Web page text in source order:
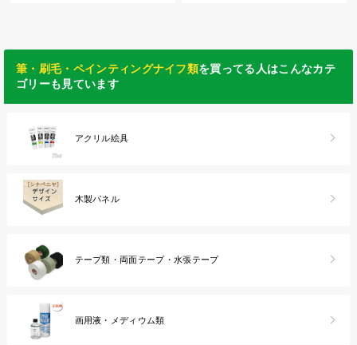
筆・刷毛・ペインティングナイフ類を買ってる人はこんなカテ
ゴリーも見ています
アクリル絵具
木製パネル
テープ類・両面テープ・水張テープ
画用液・メディウム類